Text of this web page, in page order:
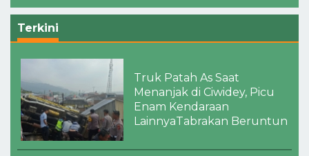
Terkini
Truk Patah As Saat
Menanjak di Ciwidey, Picu
Enam Kendaraan
LainnyaTabrakan Beruntun